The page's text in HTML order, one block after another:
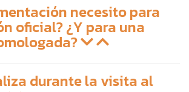
necesito para
oficial? ¿Y para una
durante la visita al